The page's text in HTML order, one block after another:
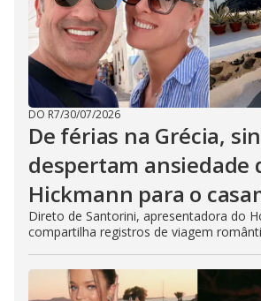
DO R7/30/07/2026
De férias na Grécia,
despertam ansiedade
Hickmann para o
Direto de Santorini, apresentadora do
compartilha registros de viagem